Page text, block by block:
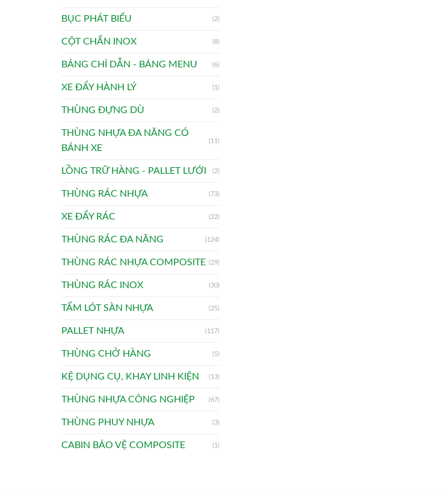
BỤC PHÁT BIỂU (2)
CỘT CHẮN INOX (8)
BẢNG CHỈ DẪN - BẢNG MENU (6)
XE ĐẨY HÀNH LÝ (1)
THÙNG ĐỰNG DÙ (2)
THÙNG NHỰA ĐA NĂNG CÓ
BÁNH XE
(11)
LỒNG TRỮ HÀNG - PALLET LƯỚI (2)
THÙNG RÁC NHỰA (73)
XE ĐẨY RÁC (22)
THÙNG RÁC ĐA NĂNG (124)
THÙNG RÁC NHỰA COMPOSITE (29)
THÙNG RÁC INOX (30)
TẤM LÓT SÀN NHỰA (25)
PALLET NHỰA (117)
THÙNG CHỞ HÀNG (5)
KỆ DỤNG CỤ, KHAY LINH KIỆN (13)
THÙNG NHỰA CÔNG NGHIỆP (67)
THÙNG PHUY NHỰA (3)
CABIN BẢO VỆ COMPOSITE (1)